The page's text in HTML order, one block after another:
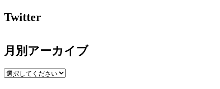
Twitter
月別アーカイブ